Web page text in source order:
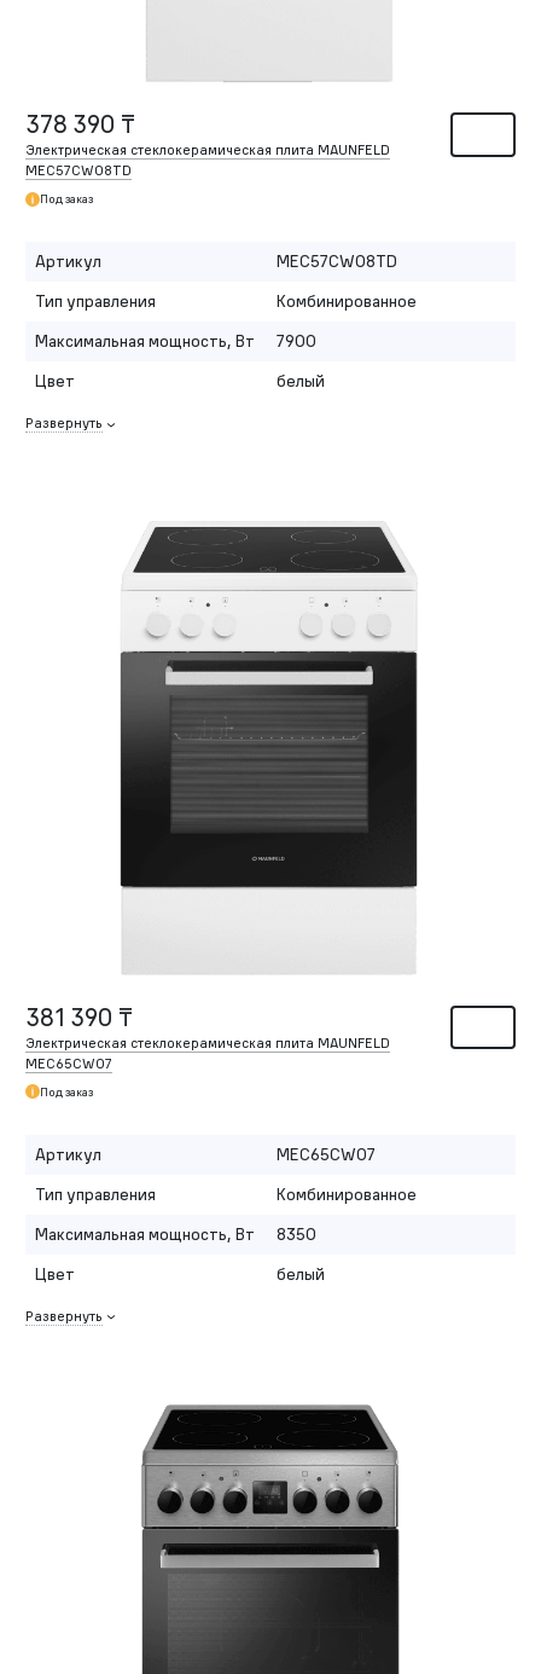
378 390 ₸
Электрическая стеклокерамическая плита MAUNFELD
MEC57CW08TD
Под заказ
Артикул
MEC57CW08TD
Тип управления
Комбинированное
Максимальная мощность, Вт
7900
Цвет
белый
Развернуть
381 390 ₸
Электрическая стеклокерамическая плита MAUNFELD
MEC65CW07
Под заказ
Артикул
MEC65CW07
Тип управления
Комбинированное
Максимальная мощность, Вт
8350
Цвет
белый
Развернуть